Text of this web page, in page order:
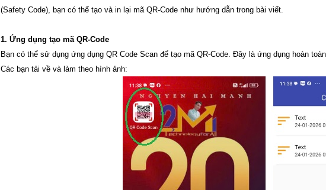
(Safety Code), bạn có thể tạo và in lại mã QR-Code như hướng dẫn trong bài viết.
1. Ứng dụng tạo mã QR-Code
Bạn có thể sử dụng ứng dụng QR Code Scan để tạo mã QR-Code. Đây là ứng dụng hoàn
Các bạn tải về và làm theo hình ảnh: